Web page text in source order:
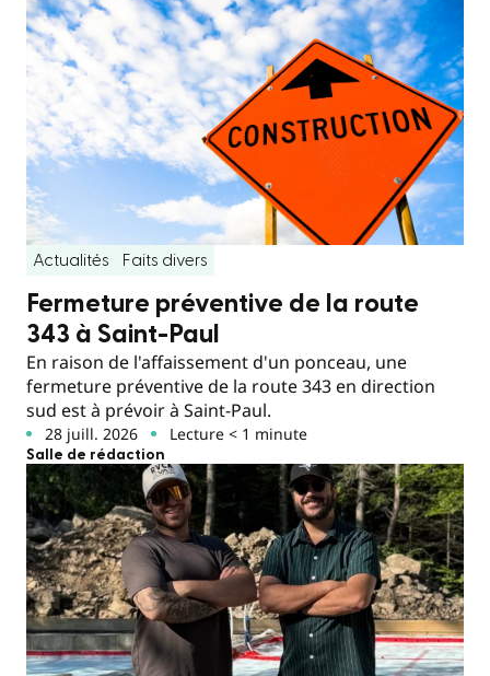
Actualités Faits divers
Fermeture préventive de la route
343 à Saint-Paul
En raison de l'affaissement d'un ponceau, une
fermeture préventive de la route 343 en direction
sud est à prévoir à Saint-Paul.
28 juill. 2026 Lecture < 1 minute
Salle de rédaction